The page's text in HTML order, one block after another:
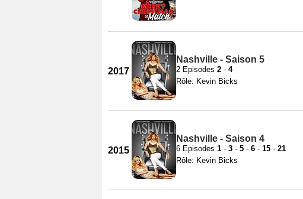
2017
Nashville - Saison 5
2 Episodes 2 - 4
Rôle: Kevin Bicks
2015
Nashville - Saison 4
6 Episodes 1 - 3 - 5 - 6 - 15 - 21
Rôle: Kevin Bicks